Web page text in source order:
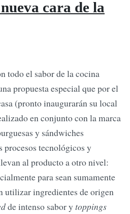
cara de la
todo el sabor de la cocina
propuesta especial que por el
(pronto inaugurarán su local
en conjunto con la marca
y sándwiches
procesos tecnológicos y
al producto a otro nivel:
para sean sumamente
utilizar ingredientes de origen
de intenso sabor y toppings